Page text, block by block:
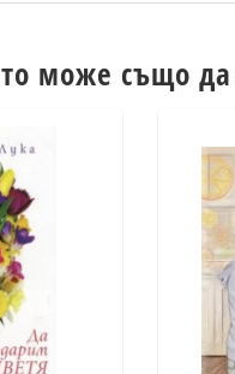
може също да